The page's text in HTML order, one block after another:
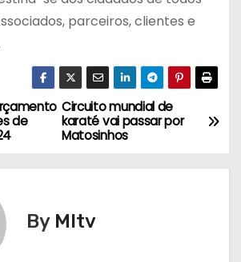
parceiros, clientes e
Circuito mundial de
karaté vai passar por
Matosinhos
de
By MItv